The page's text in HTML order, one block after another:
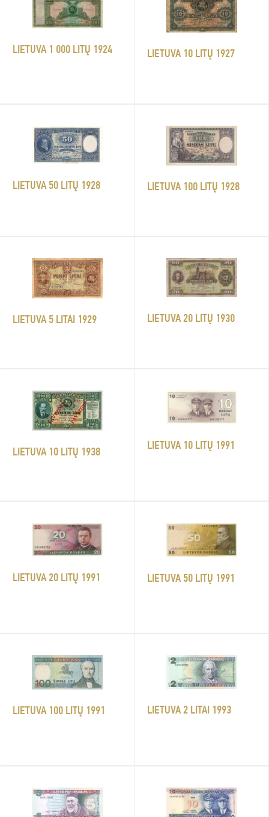
LIETUVA 1 000 LITŲ 1924 LIETUVA 10 LITŲ 1927
LIETUVA 50 LITŲ 1928 LIETUVA 100 LITŲ 1928
LIETUVA 5 LITAI 1929 LIETUVA 20 LITŲ 1930
LIETUVA 10 LITŲ 1938
LIETUVA 10 LITŲ 1991
LIETUVA 20 LITŲ 1991 LIETUVA 50 LITŲ 1991
LIETUVA 100 LITŲ 1991 LIETUVA 2 LITAI 1993